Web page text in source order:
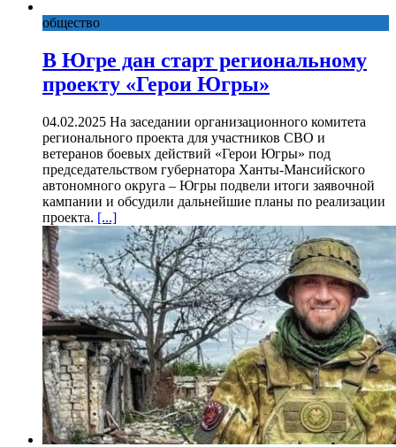
общество
В Югре дан старт региональному
проекту «Герои Югры»
04.02.2025 На заседании организационного комитета
регионального проекта для участников СВО и
ветеранов боевых действий «Герои Югры» под
председательством губернатора Ханты-Мансийского
автономного округа – Югры подвели итоги заявочной
кампании и обсудили дальнейшие планы по реализации
проекта. [...]